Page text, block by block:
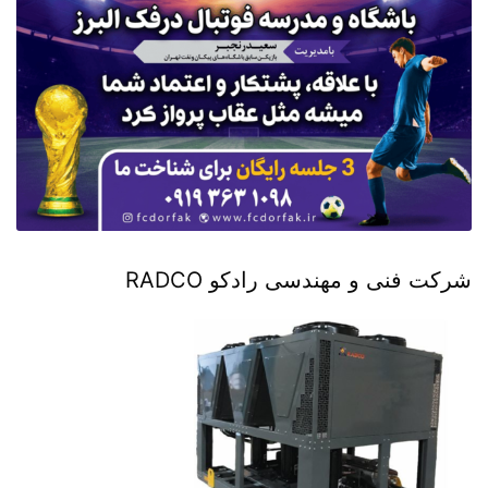
شرکت فنی و مهندسی رادکو RADCO